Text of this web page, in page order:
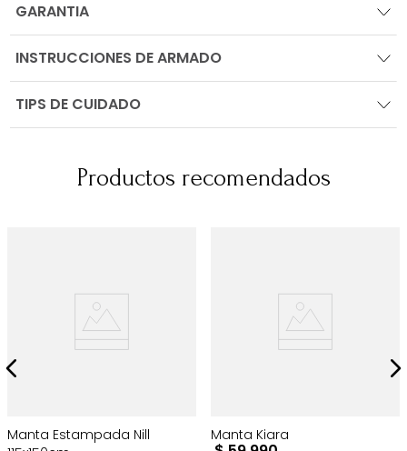
GARANTIA
INSTRUCCIONES DE ARMADO
TIPS DE CUIDADO
Productos recomendados
Manta Estampada Nill
Manta Kiara